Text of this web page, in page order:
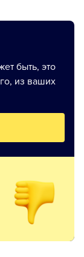
быть, это
из ваших